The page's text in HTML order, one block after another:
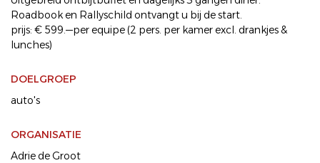
Roadbook en Rallyschild ontvangt u bij de start.
prijs: € 599.—per equipe (2 pers. per kamer excl. drankjes &
lunches)
DOELGROEP
auto's
ORGANISATIE
Adrie de Groot